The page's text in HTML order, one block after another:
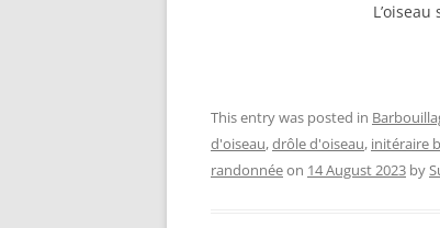
This entry was posted in
d'oiseau,drôle d'oiseau, initéraire
randonnéeon 14 August 2023 by